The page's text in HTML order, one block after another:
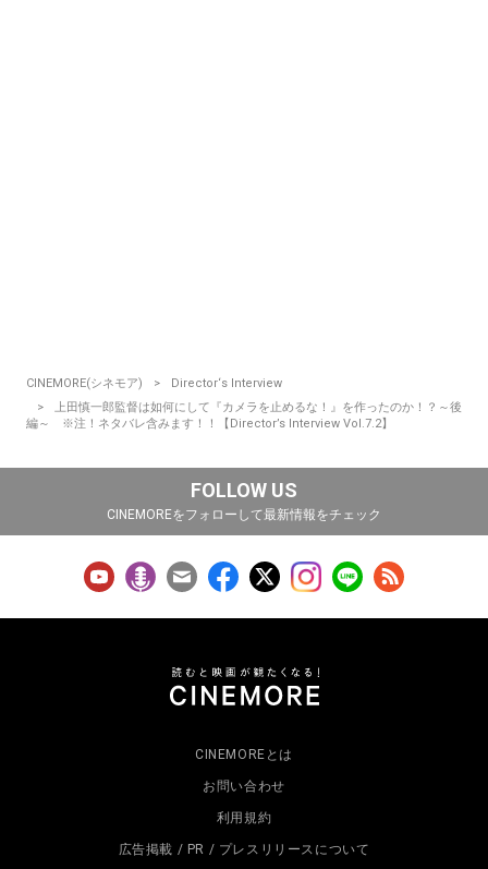
CINEMORE(シネモア)
Director‘s Interview
上田慎一郎監督は如何にして『カメラを止めるな！』を作ったのか！？～後
編～ ※注！ネタバレ含みます！！【Director’s Interview Vol.7.2】
FOLLOW US
CINEMOREをフォローして最新情報をチェック
CINEMOREとは
お問い合わせ
利用規約
広告掲載 / PR / プレスリリースについて